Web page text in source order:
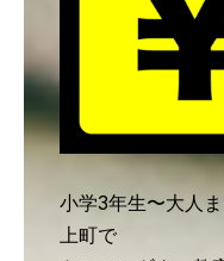
小学3年生〜大人
上町で